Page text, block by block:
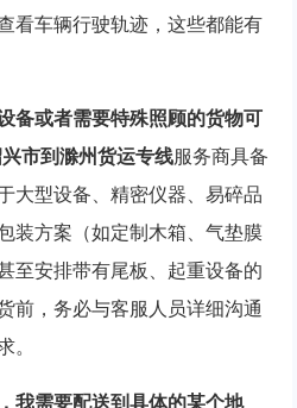
看车辆行驶轨迹，这些都能有
备或者需要特殊照顾的货物可
市到滁州货运专线服务商具备
大型设备、精密仪器、易碎品
装方案（如定制木箱、气垫膜
至安排带有尾板、起重设备的
前，务必与客服人员详细沟通
。
我需要配送到具体的某个地